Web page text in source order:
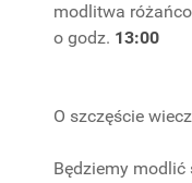
modlitwa
o godz. 13:00
O szczęście
Będziemy modlić